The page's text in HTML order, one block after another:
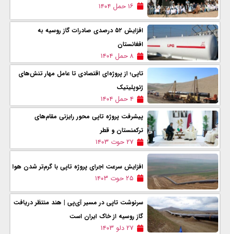
۱۶ حمل ۱۴۰۴
افزایش ۵۲ درصدی صادرات گاز روسیه به
افغانستان
۸ حمل ۱۴۰۴
تاپی؛ از پروژه‌ای اقتصادی تا عامل مهار تنش‌های
ژئوپلیتیک
۴ حمل ۱۴۰۴
پیشرفت پروژه تاپی محور رایزنی مقام‌های
ترکمنستان و قطر
۲۷ حوت ۱۴۰۳
افزایش سرعت اجرای پروژه تاپی با گرم‌تر شدن هوا
۲۵ حوت ۱۴۰۳
سرنوشت تاپی در مسیر آی‌پی | هند منتظر دریافت
گاز روسیه از خاک ایران است
۲۷ دلو ۱۴۰۳